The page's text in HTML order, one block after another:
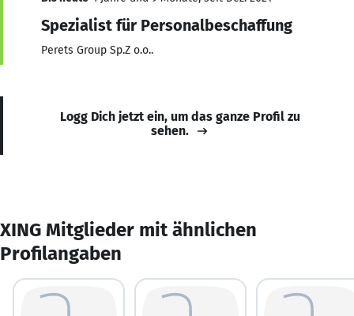
Spezialist für Personalbeschaffung
Perets Group Sp.Z o.o..
Logg Dich jetzt ein, um das ganze Profil zu
sehen.
XING Mitglieder mit ähnlichen
Profilangaben